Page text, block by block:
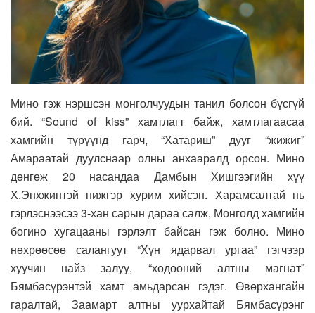
Мино гэж нэршсэн монголчуудын танил болсон бүсгүй
бий. “Sound of kiss” хамтлагт байж, хамтлагаасаа
хамгийн түрүүнд гарч, “Хатариш” дууг “жижиг”
Амараатай дуулснаар олны анхааралд орсон. Мино
дөнгөж 20 насандаа Дамбын Хишгээгийн хүү
Х.Энхжинтэй нижгэр хурим хийсэн. Харамсалтай нь
гэрлэснээсээ 3-хан сарын дараа салж, Монголд хамгийн
богино хугацааны гэрлэлт байсан гэж болно. Мино
нөхрөөсөө салангуут “Хүн ядарвал ургаа” гэгчээр
хуучин найз залуу, “хөдөөний алтны магнат”
Бямбасүрэнтэй хамт амьдарсан гэдэг. Өвөрхангайн
гаралтай, Заамарт алтны уурхайтай Бямбасүрэнг